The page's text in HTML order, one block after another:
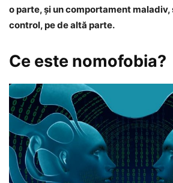
o parte, şi un comportament maladiv,
control, pe de altă parte.
Ce este nomofobia?